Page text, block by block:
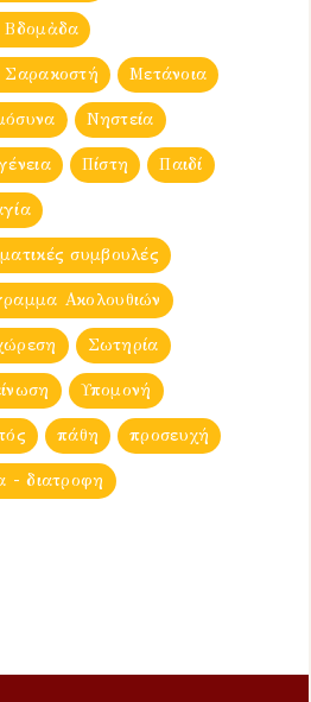
Μετάνοια
Νηστεία
Πίστη Παιδί
συμβουλές
Ακολουθιών
Σωτηρία
Υπομονή
πάθη προσευχή
- διατροφη